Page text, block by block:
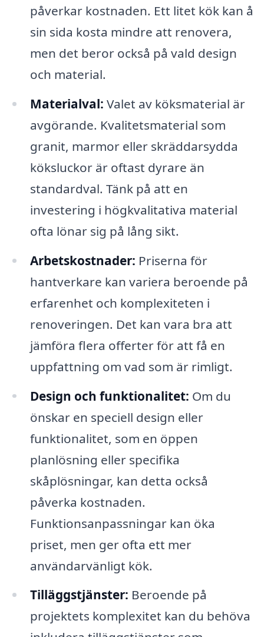
påverkar kostnaden. Ett litet kök kan å
sin sida kosta mindre att renovera,
men det beror också på vald design
och material.
Materialval: Valet av köksmaterial är
avgörande. Kvalitetsmaterial som
granit, marmor eller skräddarsydda
köksluckor är oftast dyrare än
standardval. Tänk på att en
investering i högkvalitativa material
ofta lönar sig på lång sikt.
Arbetskostnader: Priserna för
hantverkare kan variera beroende på
erfarenhet och komplexiteten i
renoveringen. Det kan vara bra att
jämföra flera offerter för att få en
uppfattning om vad som är rimligt.
Design och funktionalitet: Om du
önskar en speciell design eller
funktionalitet, som en öppen
planlösning eller specifika
skåplösningar, kan detta också
påverka kostnaden.
Funktionsanpassningar kan öka
priset, men ger ofta ett mer
användarvänligt kök.
Tilläggstjänster: Beroende på
projektets komplexitet kan du behöva